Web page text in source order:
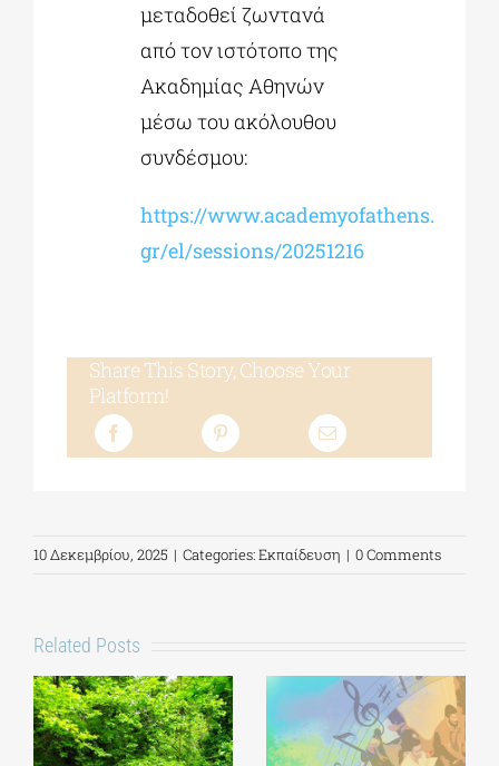
μεταδοθεί ζωντανά
από τον ιστότοπο της
Ακαδημίας Αθηνών
μέσω του ακόλουθου
συνδέσμου:
https://www.academyofathens.
gr/el/sessions/20251216
Share This Story, Choose Your
Platform!
10 Δεκεμβρίου, 2025 | Categories:Εκπαίδευση | 0 Comments
Related Posts